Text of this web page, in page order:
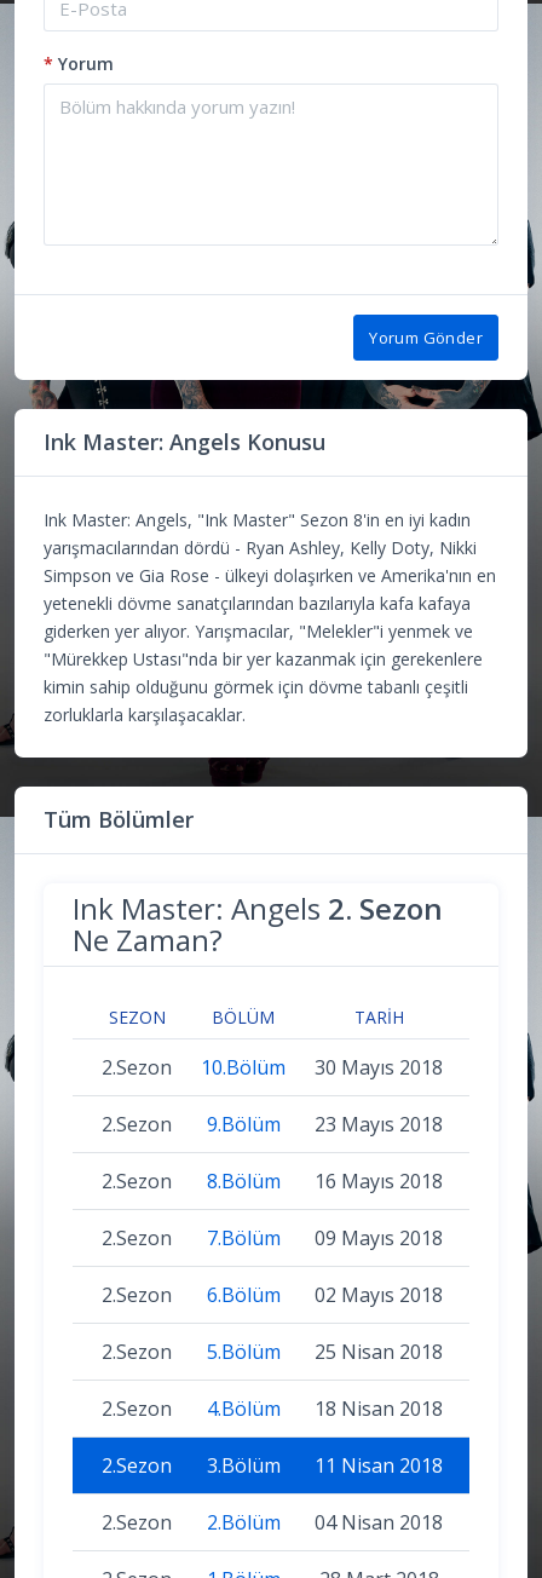
* Yorum
Yorum Gönder
Ink Master: Angels Konusu
Ink Master: Angels, "Ink Master" Sezon 8'in en iyi kadın
yarışmacılarından dördü - Ryan Ashley, Kelly Doty, Nikki
Simpson ve Gia Rose - ülkeyi dolaşırken ve Amerika'nın en
yetenekli dövme sanatçılarından bazılarıyla kafa kafaya
giderken yer alıyor. Yarışmacılar, "Melekler"i yenmek ve
"Mürekkep Ustası"nda bir yer kazanmak için gerekenlere
kimin sahip olduğunu görmek için dövme tabanlı çeşitli
zorluklarla karşılaşacaklar.
Tüm Bölümler
Ink Master: Angels 2. Sezon
Ne Zaman?
SEZON BÖLÜM TARIH
2.Sezon 10.Bölüm 30 Mayıs 2018
2.Sezon 9.Bölüm 23 Mayıs 2018
2.Sezon 8.Bölüm 16 Mayıs 2018
2.Sezon 7.Bölüm 09 Mayıs 2018
2.Sezon 6.Bölüm 02 Mayıs 2018
2.Sezon 5.Bölüm 25 Nisan 2018
2.Sezon 4.Bölüm 18 Nisan 2018
2.Sezon 3.Bölüm 11 Nisan 2018
2.Sezon 2.Bölüm 04 Nisan 2018